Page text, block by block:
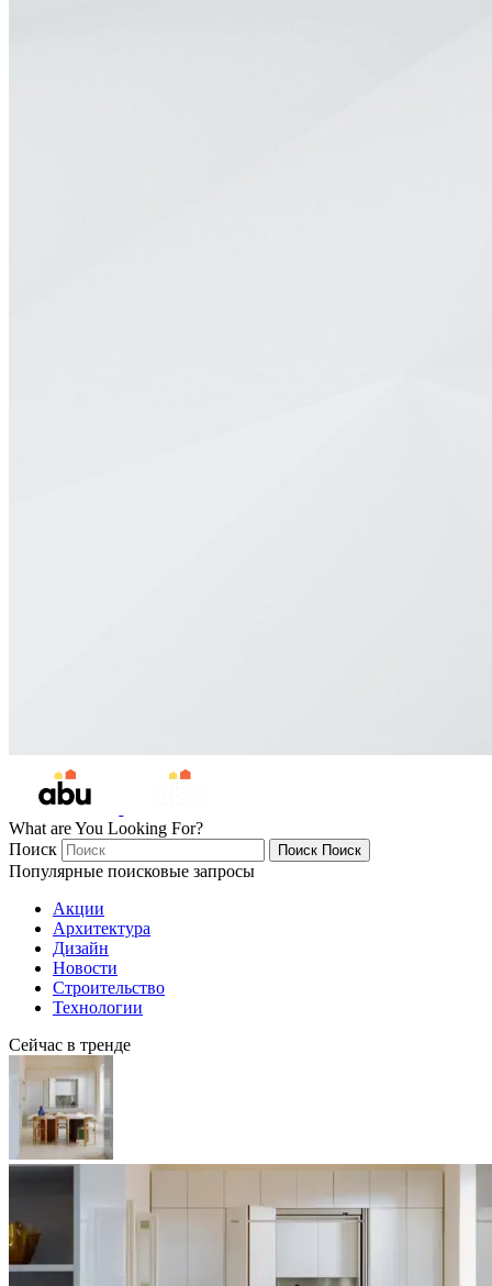
What are You Looking For?
Поиск
Поиск Поиск
Популярные поисковые запросы
Акции
Архитектура
Дизайн
Новости
Строительство
Технологии
Сейчас в тренде